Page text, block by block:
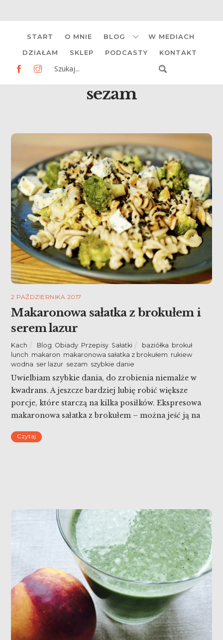
content
START O MNIE BLOG W MEDIACH
DZIAŁAM SKLEP PODCASTY KONTAKT
sezam
2 PAŹDZIERNIKA 2017
Makaronowa sałatka z brokułem i
serem lazur
Kach Blog Obiady Przepisy Sałatki baziółka brokuł,
lunch makaron makaronowa sałatka z brokułem rukiew
wodna ser lazur sezam szybkie danie
Uwielbiam szybkie dania, do zrobienia niemalże w
kwadrans. A jeszcze bardziej lubię robić większe
porcje, które starczą na kilka posiłków. Ekspresowa
makaronowa sałatka z brokułem – można jeść ją na
wyśmienity lunch!
Czytaj